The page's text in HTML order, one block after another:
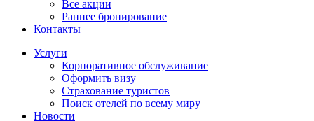
Все акции
Раннее бронирование
Контакты
Услуги
Корпоративное обслуживание
Оформить визу
Страхование туристов
Поиск отелей по всему миру
Новости